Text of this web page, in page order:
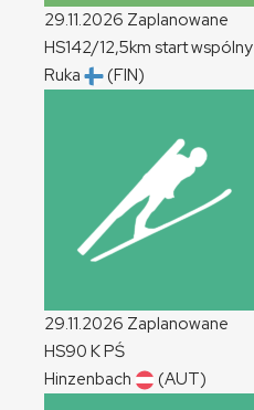
29.11.2026 Zaplanowane
HS142/12,5km start wspólny
Ruka
(FIN)
29.11.2026 Zaplanowane
HS90 KPŚ
Hinzenbach
(AUT)